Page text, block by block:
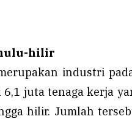
hilir
industri
juta tenaga kerja
hilir. Jumlah